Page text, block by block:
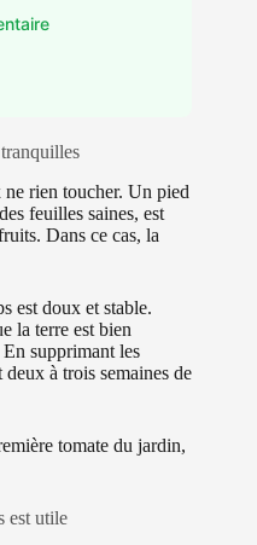
rien toucher. Un pied
feuilles saines, est
Dans ce cas, la
est doux et stable.
la terre est bien
supprimant les
à trois semaines de
tomate du jardin,
est utile